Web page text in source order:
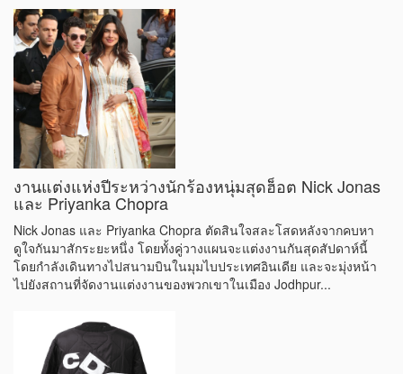
งานแต่งแห่งปีระหว่างนักร้องหนุ่มสุดฮ็อต Nick Jonas
และ Priyanka Chopra
Nick Jonas และ Priyanka Chopra ตัดสินใจสละโสดหลังจากคบหา
ดูใจกันมาสักระยะหนึ่ง โดยทั้งคู่วางแผนจะแต่งงานกันสุดสัปดาห์นี้
โดยกำลังเดินทางไปสนามบินในมุมไบประเทศอินเดีย และจะมุ่งหน้า
ไปยังสถานที่จัดงานแต่งงานของพวกเขาในเมือง Jodhpur...